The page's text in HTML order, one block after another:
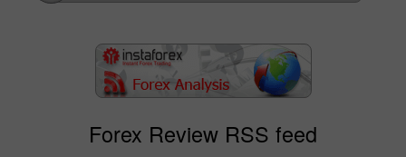
Forex Review RSS feed